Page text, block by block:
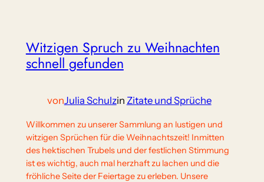
Witzigen Spruch zu Weihnachten
schnell gefunden
vonJulia Schulzin Zitate und Sprüche
Willkommen zu unserer Sammlung an lustigen und
witzigen Sprüchen für die Weihnachtszeit! Inmitten
des hektischen Trubels und der festlichen Stimmung
ist es wichtig, auch mal herzhaft zu lachen und die
fröhliche Seite der Feiertage zu erleben. Unsere